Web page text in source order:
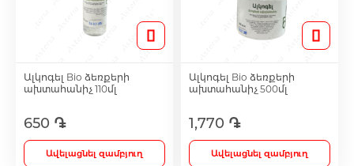
Vitamins for Children
Footh Care
Antidepressants
Ալկոգել Bio ձեռքերի
ախտահանիչ 110մլ
650 ֏
Ավելացնել զամբյուղ
Ալկոգել Bio ձեռքերի
ախտահանիչ 500մլ
1,770 ֏
Ավելացնել զամբյուղ